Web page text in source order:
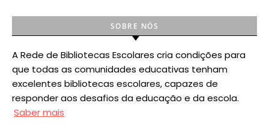
SOBRE NÓS
A Rede de Bibliotecas Escolares cria condições para
que todas as comunidades educativas tenham
excelentes bibliotecas escolares, capazes de
responder aos desafios da educação e da escola.
Saber mais